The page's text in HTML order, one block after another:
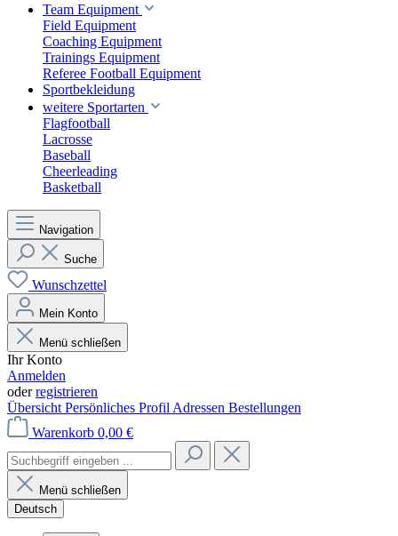
Team Equipment
Field Equipment
Coaching Equipment
Trainings Equipment
Referee Football Equipment
Sportbekleidung
weitere Sportarten
Flagfootball
Lacrosse
Baseball
Cheerleading
Basketball
Navigation
Suche
Wunschzettel
Mein Konto
Menü schließen
Ihr Konto
Anmelden
oderregistrieren
Übersicht Persönliches Profil Adressen Bestellungen
Warenkorb 0,00 €
Menü schließen
Deutsch